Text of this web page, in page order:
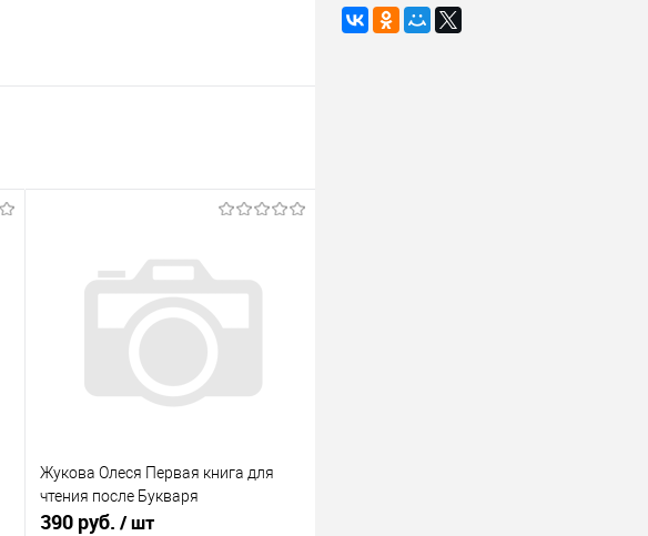
Жукова Олеся Первая книга для
чтения после Букваря
390 руб. / шт